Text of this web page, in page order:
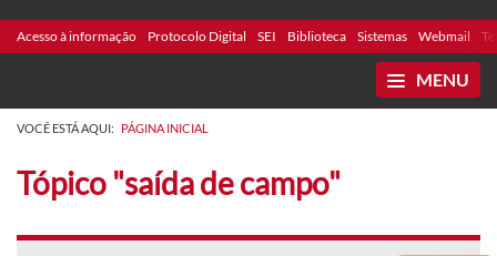
Acesso à informação Protocolo Digital SEI Biblioteca Sistemas Webmail
MENU
VOCÊ ESTÁ AQUI: PÁGINA INICIAL
Tópico "saída de campo"